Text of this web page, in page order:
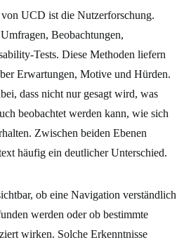
UCD ist die Nutzerforschung.
Beobachtungen,
Tests. Diese Methoden liefern
Erwartungen, Motive und Hürden.
dass nicht nur gesagt wird, was
beobachtet werden kann, wie sich
Zwischen beiden Ebenen
häufig ein deutlicher Unterschied.
ob eine Navigation verständlich
werden oder ob bestimmte
wirken. Solche Erkenntnisse